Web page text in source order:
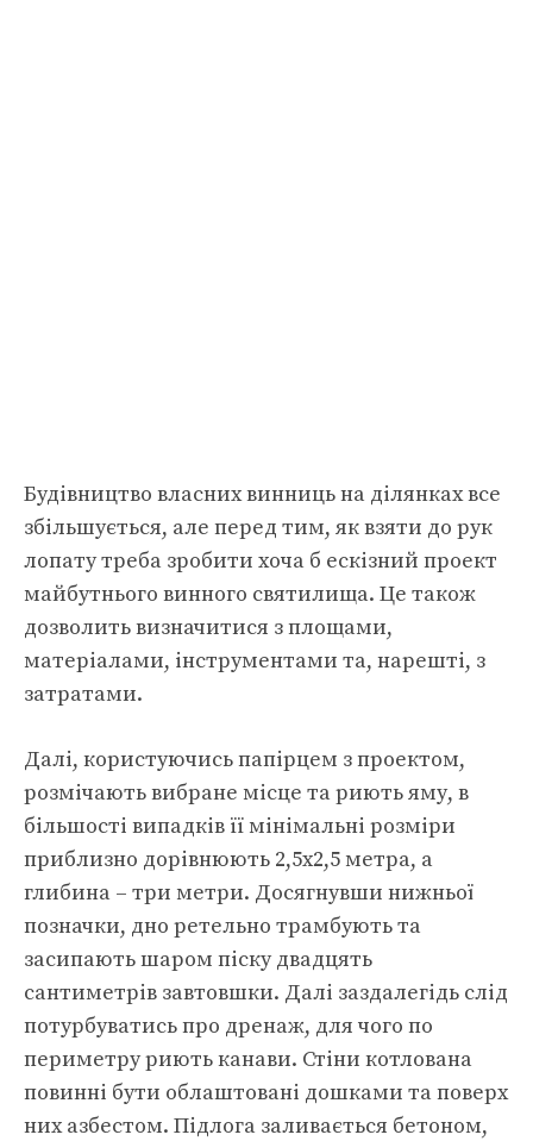
Будівництво власних винниць на ділянках все
збільшується, але перед тим, як взяти до рук
лопату треба зробити хоча б ескізний проект
майбутнього винного святилища. Це також
дозволить визначитися з площами,
матеріалами, інструментами та, нарешті, з
затратами.
Далі, користуючись папірцем з проектом,
розмічають вибране місце та риють яму, в
більшості випадків її мінімальні розміри
приблизно дорівнюють 2,5х2,5 метра, а
глибина – три метри. Досягнувши нижньої
позначки, дно ретельно трамбують та
засипають шаром піску двадцять
сантиметрів завтовшки. Далі заздалегідь слід
потурбуватись про дренаж, для чого по
периметру риють канави. Стіни котлована
повинні бути облаштовані дошками та поверх
них азбестом. Підлога заливається бетоном,